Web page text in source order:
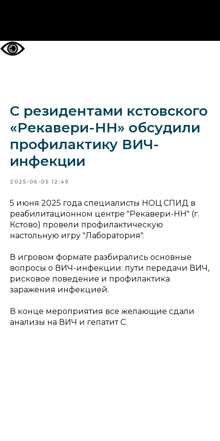
С резидентами кстовского
«Рекавери-НН» обсудили
профилактику ВИЧ-
инфекции
2025-06-05 12:49
5 июня 2025 года специалисты НОЦ СПИД в
реабилитационном центре "Рекавери-НН" (г.
Кстово) провели профилактическую
настольную игру "Лаборатория".
В игровом формате разбирались основные
вопросы о ВИЧ-инфекции: пути передачи ВИЧ,
рисковое поведение и профилактика
заражения инфекцией.
В конце мероприятия все желающие сдали
анализы на ВИЧ и гепатит С.